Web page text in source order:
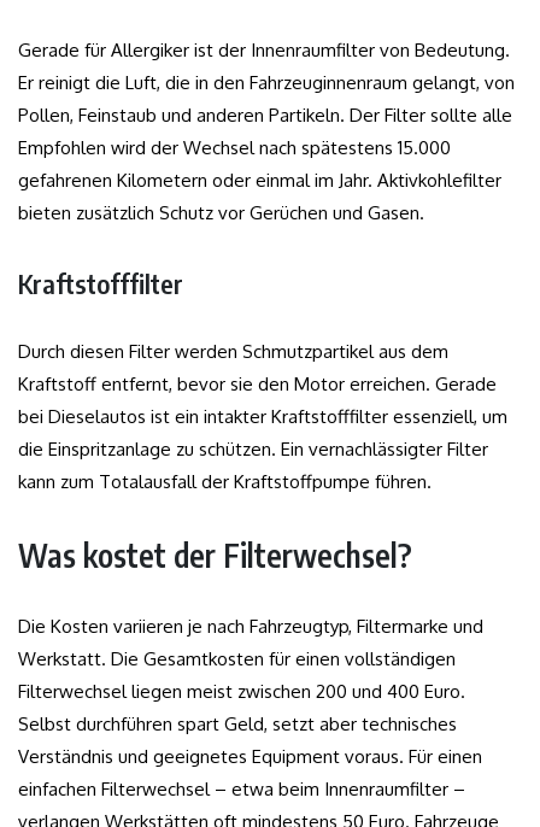
Gerade für Allergiker ist der Innenraumfilter von Bedeutung.
Er reinigt die Luft, die in den Fahrzeuginnenraum gelangt, von
Pollen, Feinstaub und anderen Partikeln. Der Filter sollte alle
Empfohlen wird der Wechsel nach spätestens 15.000
gefahrenen Kilometern oder einmal im Jahr. Aktivkohlefilter
bieten zusätzlich Schutz vor Gerüchen und Gasen.
Kraftstofffilter
Durch diesen Filter werden Schmutzpartikel aus dem
Kraftstoff entfernt, bevor sie den Motor erreichen. Gerade
bei Dieselautos ist ein intakter Kraftstofffilter essenziell, um
die Einspritzanlage zu schützen. Ein vernachlässigter Filter
kann zum Totalausfall der Kraftstoffpumpe führen.
Was kostet der Filterwechsel?
Die Kosten variieren je nach Fahrzeugtyp, Filtermarke und
Werkstatt. Die Gesamtkosten für einen vollständigen
Filterwechsel liegen meist zwischen 200 und 400 Euro.
Selbst durchführen spart Geld, setzt aber technisches
Verständnis und geeignetes Equipment voraus. Für einen
einfachen Filterwechsel – etwa beim Innenraumfilter –
verlangen Werkstätten oft mindestens 50 Euro. Fahrzeuge